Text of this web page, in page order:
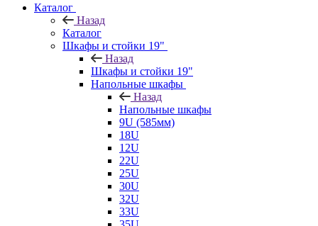
Каталог
Назад
Каталог
Шкафы и стойки 19"
Назад
Шкафы и стойки 19"
Напольные шкафы
Назад
Напольные шкафы
9U (585мм)
18U
12U
22U
25U
30U
32U
33U